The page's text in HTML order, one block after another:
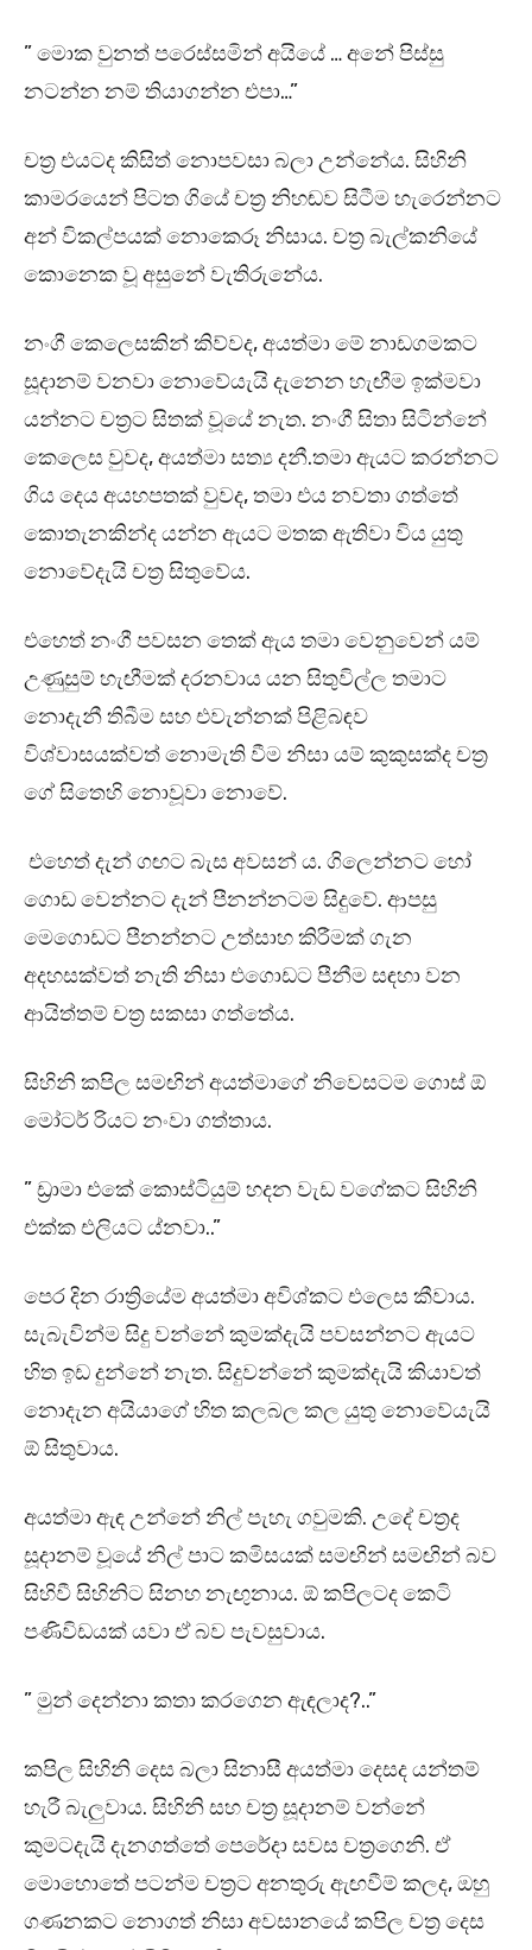
” මොක වුනත් පරෙස්සමින් අයියේ … අනේ පිස්සු
නටන්න නම් තියාගන්න එපා…”
චත්‍ර එයටද කිසිත් නොපවසා බලා උන්නේය. සිහිනි
කාමරයෙන් පිටත ගියේ චත්‍ර නිහඬව සිටීම හැරෙන්නට
අන් විකල්පයක් නොකෙරූ නිසාය. චත්‍ර බැල්කනියේ
කොනෙක වූ අසුනේ වැතිරුනේය.
නංගී කෙලෙසකින් කිව්වද, අයත්මා මේ නාඩගමකට
සූදානම් වනවා නොවේයැයි දැනෙන හැඟීම ඉක්මවා
යන්නට චත්‍රට සිතක් වූයේ නැත. නංගී සිතා සිටින්නේ
කෙලෙස වුවද, අයත්මා සත්‍ය දනී.තමා ඇයට කරන්නට
ගිය දෙය අයහපතක් වුවද, තමා එය නවතා ගත්තේ
කොතැනකින්ද යන්න ඇයට මතක ඇතිවා විය යුතු
නොවේදැයි චත්‍ර සිතුවේය.
එහෙත් නංගී පවසන තෙක් ඇය තමා වෙනුවෙන් යම්
උණුසුම් හැඟීමක් දරනවාය යන සිතුවිල්ල තමාට
නොදැනී තිබීම සහ එවැන්නක් පිළිබඳව
විශ්වාසයක්වත් නොමැති වීම නිසා යම් කුකුසක්ද චත්‍ර
ගේ සිතෙහි නොවූවා නොවේ.
එහෙත් දැන් ගඟට බැස අවසන්‍ ය. ගිලෙන්නට හෝ
ගොඩ වෙන්නට දැන් පීනන්නටම සිදුවේ. ආපසු
මෙගොඩට පීනන්නට උත්සාහ කිරීමක් ගැන
අදහසක්වත් නැති නිසා එගොඩට පීනීම සඳහා වන
ආයිත්තම් චත්‍ර සකසා ගත්තේය.
සිහිනි කපිල සමඟින් අයත්මාගේ නිවෙසටම ගොස් ඕ
මෝටර් රියට නංවා ගත්තාය.
” ඩ්‍රාමා එකේ කොස්ටියුම් හදන වැඩ වගේකට සිහිනි
එක්ක එලියට ය්නවා..”
පෙර දින රාත්‍රියේම අයත්මා අවිශ්කට එලෙස කීවාය.
සැබැවින්ම සිදු වන්නේ කුමක්දැයි පවසන්නට ඇයට
හිත ඉඩ දුන්නේ නැත. සිදුවන්නේ කුමක්දැයි කියාවත්
නොදැන අයියාගේ හිත කලබල කල යුතු නොවේයැයි
ඕ සිතුවාය.
අයත්මා ඇඳ උන්නේ නිල් පැහැ ගවුමකි. උදේ චත්‍රද
සූදානම් වූයේ නිල් පාට කමිසයක් සමඟින් සමඟින් බව
සිහිවී සිහිනිට සිනහ නැඟුනාය. ඕ කපිලටද කෙටි
පණිවිඩයක් යවා ඒ බව පැවසුවාය.
” මුන් දෙන්නා කතා කරගෙන ඇඳලාද?..”
කපිල සිහිනි දෙස බලා සිනාසී අයත්මා දෙසද යන්තම්
හැරී බැලුවාය. සිහිනි සහ චත්‍ර සූදානම් වන්නේ
කුමටදැයි දැනගත්තේ පෙරේදා සවස චත්‍රගෙනි. ඒ
මොහොතේ පටන්ම චත්‍රට අනතුරු ඇඟවීම් කලද, ඔහු
ගණනකට නොගත් නිසා අවසානයේ කපිල චත්‍ර දෙස